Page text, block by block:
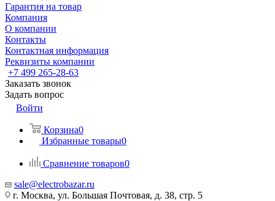
Гарантия на товар
Компания
О компании
Контакты
Контактная информация
Реквизиты компании
+7 499 265-28-63
Заказать звонок
Задать вопрос
Войти
Корзина0
Избранные товары0
Сравнение товаров0
sale@electrobazar.ru
г. Москва, ул. Большая Почтовая, д. 38, стр. 5